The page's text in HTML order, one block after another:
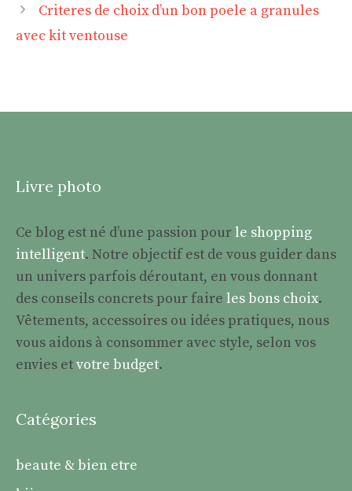
Criteres de choix d’un bon poele a granules
avec kit ventouse
Livre photo
Ce blog est né d’une passion pourle shopping
intelligent. Notre objectif est de vous guider dans
un univers parfois déroutant, en vous donnant
des conseils concrets pour faire les bons choix.
Vêtements, accessoires ou idées pratiques, nous
vous aidons à consommer avec style, selon vos
envies etvotre budget.
Catégories
beaute & bien etre